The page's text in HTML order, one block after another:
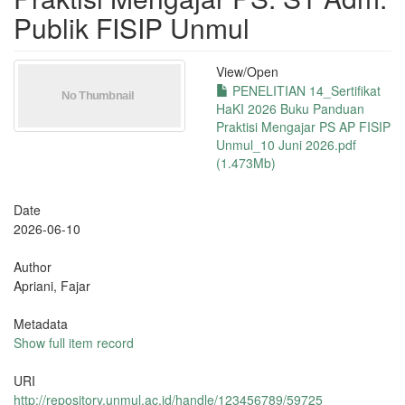
Publik FISIP Unmul
View/Open
PENELITIAN 14_Sertifikat
HaKI 2026 Buku Panduan
Praktisi Mengajar PS AP FISIP
Unmul_10 Juni 2026.pdf
(1.473Mb)
Date
2026-06-10
Author
Apriani, Fajar
Metadata
Show full item record
URI
http://repository.unmul.ac.id/handle/123456789/59725